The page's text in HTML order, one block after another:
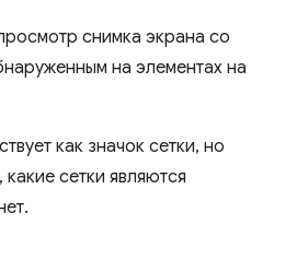
как значок сетки, но
сетки являются